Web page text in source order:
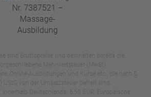
sind Bruttopreise und beinhalten bereits die
Mehrwertsteuer (MwSt).
Online-Ausbildungen und Kurse etc., die nach §
UStG von der Umsatzsteuer befreit sind.
Innerhalb Deutschlands: 5,50 EUR, Europäische